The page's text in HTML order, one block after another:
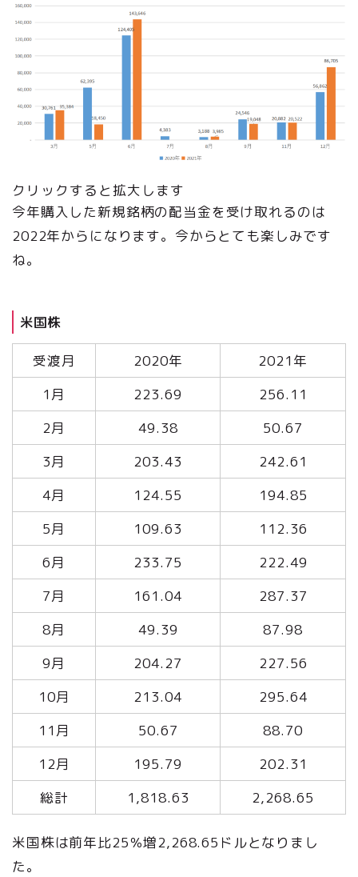
クリックすると拡大します
今年購入した新規銘柄の配当金を受け取れるのは
2022年からになります。今からとても楽しみです
ね。
米国株
受渡月 2020年
2021年
1月
223.69
256.11
2月
49.38
50.67
3月
203.43
242.61
4月
124.55
194.85
5月
109.63
112.36
6月
233.75
222.49
7月
161.04
287.37
8月
49.39
87.98
9月
204.27
227.56
10月
213.04
295.64
11月
50.67
88.70
12月
195.79
202.31
総計
1,818.63 2,268.65
米国株は前年比25％増2,268.65ドルとなりまし
た。